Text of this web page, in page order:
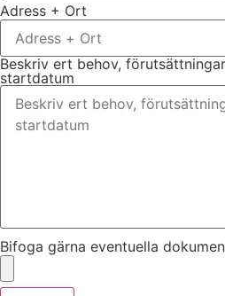
Adress + Ort
Beskriv ert behov,
startdatum
Bifoga gärna eventuella